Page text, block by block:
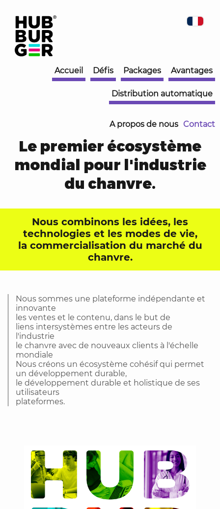
Accueil Défis Packages Avantages
Distribution automatique
A propos de nous Contact
Le premier écosystème
mondial pour l'industrie
du chanvre.
Nous combinons les idées, les
technologies et les modes de vie,
la commercialisation du marché du
chanvre.
Nous sommes une plateforme indépendante et
innovante
les ventes et le contenu, dans le but de
liens intersystèmes entre les acteurs de
l'industrie
le chanvre avec de nouveaux clients à l'échelle
mondiale
Nous créons un écosystème cohésif qui permet
un développement durable,
le développement durable et holistique de ses
utilisateurs
plateformes.